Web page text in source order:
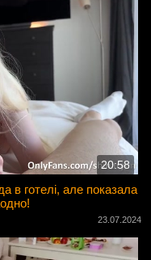
20:58
в готелі, але показала
23.07.2024